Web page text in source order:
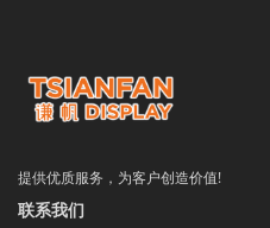
提供优质服务，为客户创造价值!
联系我们